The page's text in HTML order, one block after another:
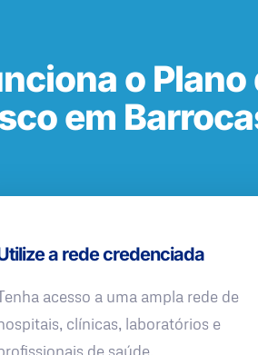
o Plano
em
a rede credenciada
acesso a uma ampla rede de
clínicas, laboratórios e
de saúde.